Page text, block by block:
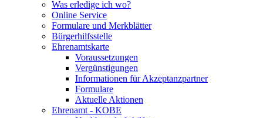
Was erledige ich wo?
Online Service
Formulare und Merkblätter
Bürgerhilfsstelle
Ehrenamtskarte
Voraussetzungen
Vergünstigungen
Informationen für Akzeptanzpartner
Formulare
Aktuelle Aktionen
Ehrenamt - KOBE